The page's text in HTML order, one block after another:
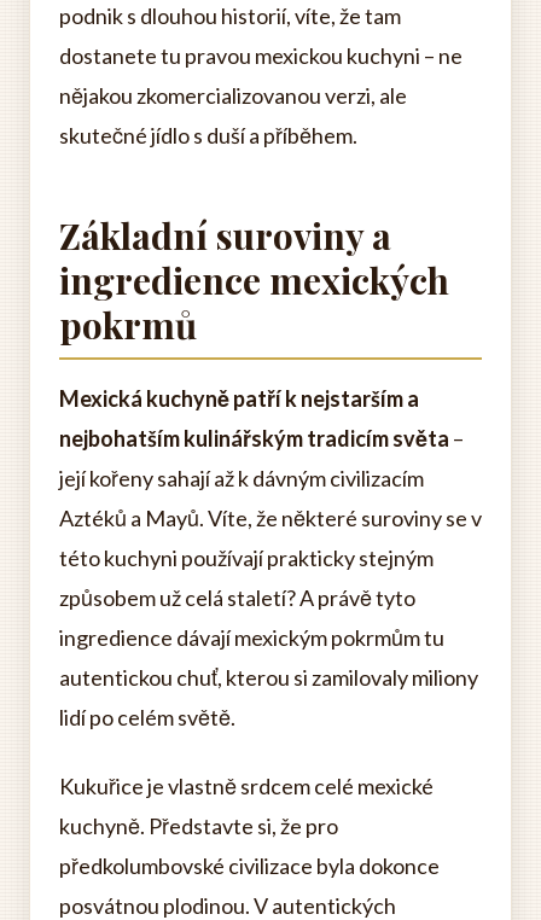
podnik s dlouhou historií, víte, že tam
dostanete tu pravou mexickou kuchyni – ne
nějakou zkomercializovanou verzi, ale
skutečné jídlo s duší a příběhem.
Základní suroviny a
ingredience mexických
pokrmů
Mexická kuchyně patří k nejstarším a
nejbohatším kulinářským tradicím světa –
její kořeny sahají až k dávným civilizacím
Aztéků a Mayů. Víte, že některé suroviny se v
této kuchyni používají prakticky stejným
způsobem už celá staletí? A právě tyto
ingredience dávají mexickým pokrmům tu
autentickou chuť, kterou si zamilovaly miliony
lidí po celém světě.
Kukuřice je vlastně srdcem celé mexické
kuchyně. Představte si, že pro
předkolumbovské civilizace byla dokonce
posvátnou plodinou. V autentických